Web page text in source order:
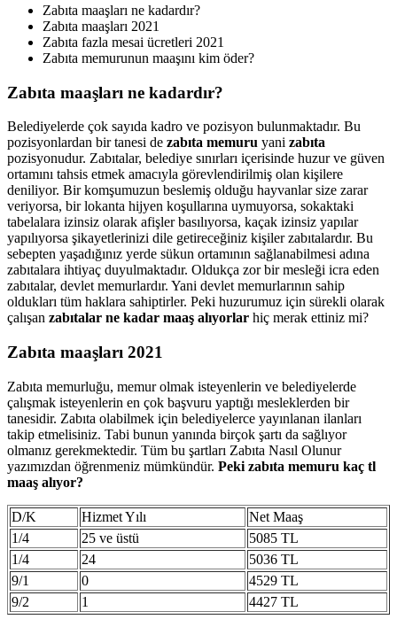
Zabıta maaşları ne kadardır?
Zabıta maaşları 2021
Zabıta fazla mesai ücretleri 2021
Zabıta memurunun maaşını kim öder?
Zabıta maaşları ne kadardır?
Belediyelerde çok sayıda kadro ve pozisyon bulunmaktadır. Bu
pozisyonlardan bir tanesi de zabıta memuru yani zabıta
pozisyonudur. Zabıtalar, belediye sınırları içerisinde huzur ve güven
ortamını tahsis etmek amacıyla görevlendirilmiş olan kişilere
deniliyor. Bir komşumuzun beslemiş olduğu hayvanlar size zarar
veriyorsa, bir lokanta hijyen koşullarına uymuyorsa, sokaktaki
tabelalara izinsiz olarak afişler basılıyorsa, kaçak izinsiz yapılar
yapılıyorsa şikayetlerinizi dile getireceğiniz kişiler zabıtalardır. Bu
sebepten yaşadığınız yerde sükun ortamının sağlanabilmesi adına
zabıtalara ihtiyaç duyulmaktadır. Oldukça zor bir mesleği icra eden
zabıtalar, devlet memurlardır. Yani devlet memurlarının sahip
oldukları tüm haklara sahiptirler. Peki huzurumuz için sürekli olarak
çalışan zabıtalar ne kadar maaş alıyorlar hiç merak ettiniz mi?
Zabıta maaşları 2021
Zabıta memurluğu, memur olmak isteyenlerin ve belediyelerde
çalışmak isteyenlerin en çok başvuru yaptığı mesleklerden bir
tanesidir. Zabıta olabilmek için belediyelerce yayınlanan ilanları
takip etmelisiniz. Tabi bunun yanında birçok şartı da sağlıyor
olmanız gerekmektedir. Tüm bu şartları Zabıta Nasıl Olunur
yazımızdan öğrenmeniz mümkündür. Peki zabıta memuru kaç tl
maaş alıyor?
D/K Hizmet Yılı
Net Maaş
1/4
25 ve üstü
5085 TL
1/4
24
5036 TL
9/1
0
4529 TL
9/2
1 4427 TL